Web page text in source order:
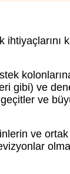
gibi) ve
ve
ve